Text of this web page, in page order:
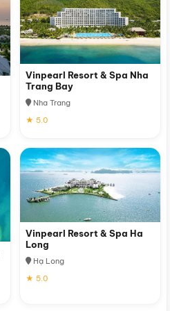
Vinpearl Resort & Spa Nha
Trang Bay
Nha Trang
★ 5.0
Vinpearl Resort & Spa Ha
Long
Hạ Long
★ 5.0